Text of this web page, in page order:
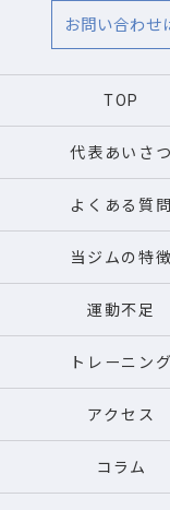
お問い合わせ
TOP
代表あいさつ
よくある質問
当ジムの特徴
運動不足
トレーニング
アクセス
コラム